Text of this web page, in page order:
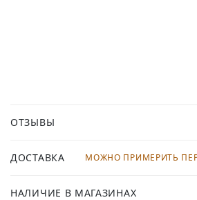
ОТЗЫВЫ
ДОСТАВКА МОЖНО ПРИМЕРИТЬ
НАЛИЧИЕ В МАГАЗИНАХ